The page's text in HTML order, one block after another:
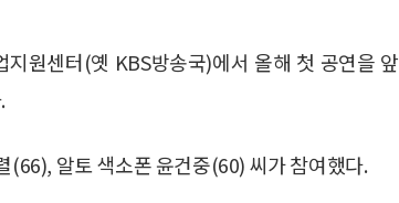
원센터(옛 KBS방송국)에서 올해 첫 공연을 앞
(66), 알토 색소폰 윤건중(60) 씨가 참여했다.